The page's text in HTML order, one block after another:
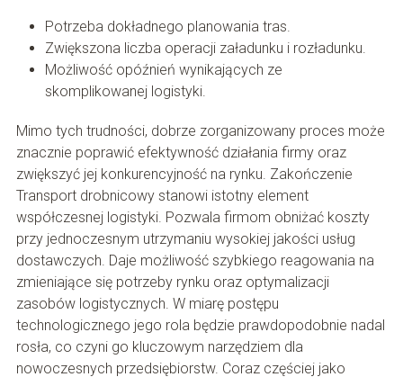
Potrzeba dokładnego planowania tras.
Zwiększona liczba operacji załadunku i rozładunku.
Możliwość opóźnień wynikających ze
skomplikowanej logistyki.
Mimo tych trudności, dobrze zorganizowany proces może
znacznie poprawić efektywność działania firmy oraz
zwiększyć jej konkurencyjność na rynku. Zakończenie
Transport drobnicowy stanowi istotny element
współczesnej logistyki. Pozwala firmom obniżać koszty
przy jednoczesnym utrzymaniu wysokiej jakości usług
dostawczych. Daje możliwość szybkiego reagowania na
zmieniające się potrzeby rynku oraz optymalizacji
zasobów logistycznych. W miarę postępu
technologicznego jego rola będzie prawdopodobnie nadal
rosła, co czyni go kluczowym narzędziem dla
nowoczesnych przedsiębiorstw. Coraz częściej jako